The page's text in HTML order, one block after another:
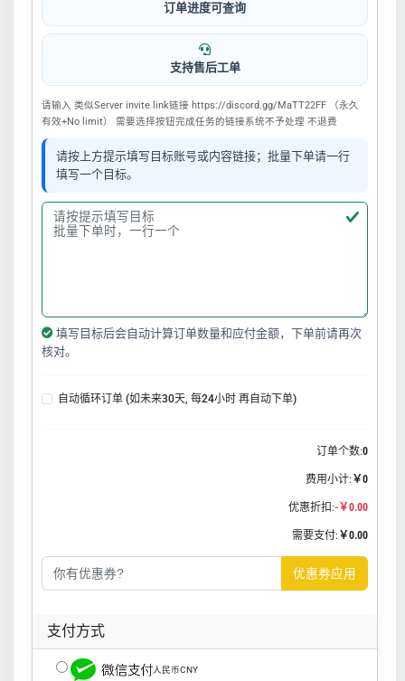
订单进度可查询
支持售后工单
请输入 类似Server invite link链接 https://discord.gg/MaTT22FF （永久
有效+No limit） 需要选择按钮完成任务的链接系统不予处理 不退费
请按上方提示填写目标账号或内容链接；批量下单请一行
填写一个目标。
填写目标后会自动计算订单数量和应付金额，下单前请再次
核对。
自动循环订单 (如未来30天, 每24小时 再自动下单)
订单个数:0
费用小计: ￥0
优惠折扣:-￥0.00
需要支付: ￥0.00
优惠券应用
支付方式
人民币CNY